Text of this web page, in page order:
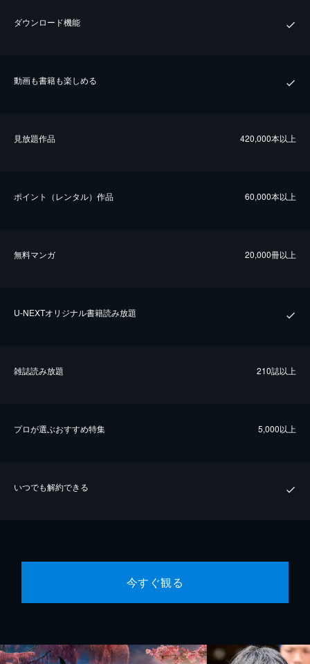
ダウンロード機能
動画も書籍も楽しめる
⾒放題作品 420,000本以上
ポイント（レンタル）作品 60,000本以上
無料マンガ 20,000冊以上
U-NEXTオリジナル書籍読み放題
雑誌読み放題 210誌以上
プロが選ぶおすすめ特集 5,000以上
いつでも解約できる
今すぐ観る